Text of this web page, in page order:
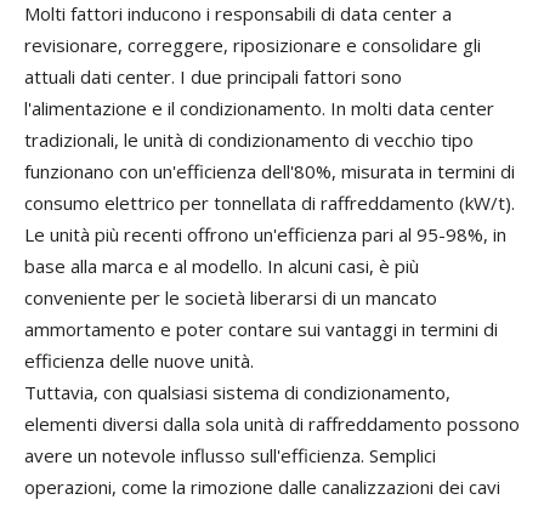
Molti fattori inducono i responsabili di data center a
revisionare, correggere, riposizionare e consolidare gli
attuali dati center. I due principali fattori sono
l'alimentazione e il condizionamento. In molti data center
tradizionali, le unità di condizionamento di vecchio tipo
funzionano con un'efficienza dell'80%, misurata in termini di
consumo elettrico per tonnellata di raffreddamento (kW/t).
Le unità più recenti offrono un'efficienza pari al 95-98%, in
base alla marca e al modello. In alcuni casi, è più
conveniente per le società liberarsi di un mancato
ammortamento e poter contare sui vantaggi in termini di
efficienza delle nuove unità.
Tuttavia, con qualsiasi sistema di condizionamento,
elementi diversi dalla sola unità di raffreddamento possono
avere un notevole influsso sull'efficienza. Semplici
operazioni, come la rimozione dalle canalizzazioni dei cavi